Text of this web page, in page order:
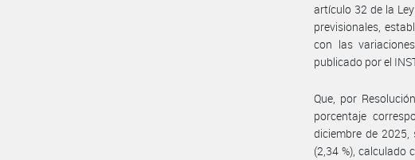
artículo 32 de la
previsionales,
con las
publicado por el
Que, por
porcentaje
diciembre de 2025,
(2,34 %), calculado